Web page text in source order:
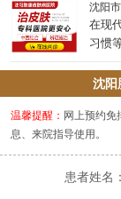
沈阳
在现
习惯
沈阳
温馨提醒： 网上预约免
息、来院指导使用。
患者姓名：